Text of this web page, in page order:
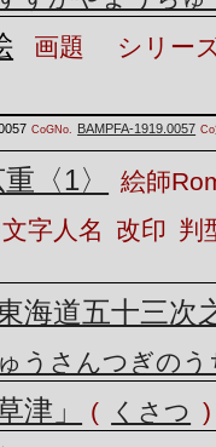
画題
シリー
CoGNo. BAMPFA-1919.0057
〈1〉
絵師
字人名 改印 判
東海道五十三次
うさんつぎのう
津」 ( くさつ )